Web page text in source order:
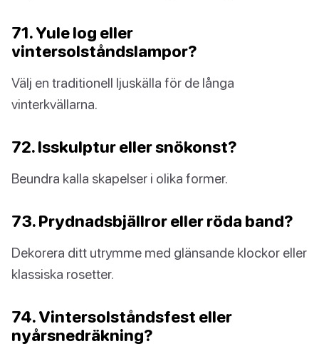
71. Yule log eller
vintersolståndslampor?
Välj en traditionell ljuskälla för de långa
vinterkvällarna.
72. Isskulptur eller snökonst?
Beundra kalla skapelser i olika former.
73. Prydnadsbjällror eller röda band?
Dekorera ditt utrymme med glänsande klockor eller
klassiska rosetter.
74. Vintersolståndsfest eller
nyårsnedräkning?